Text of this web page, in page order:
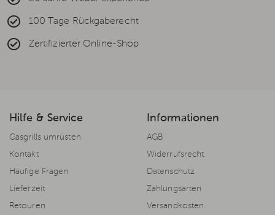
100 Tage Rückgaberecht
Zertifizierter Online-Shop
Hilfe & Service
Gasgrills umrüsten
Kontakt
Häufige Fragen
Lieferzeit
Retouren
Informationen
AGB
Widerrufsrecht
Datenschutz
Zahlungsarten
Versandkosten